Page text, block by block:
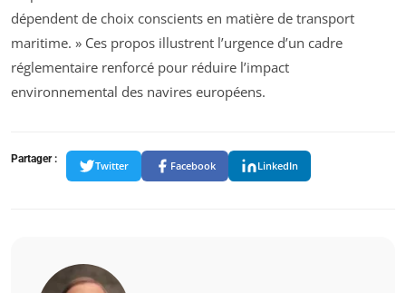
dépendent de choix conscients en matière de transport
maritime. » Ces propos illustrent l’urgence d’un cadre
réglementaire renforcé pour réduire l’impact
environnemental des navires européens.
Partager :
Twitter Facebook LinkedIn